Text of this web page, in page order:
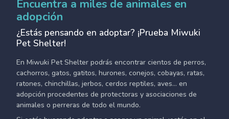
Encuentra a miles de animales en
adopción
¿Estás pensando en adoptar? ¡Prueba Miwuki
Pet Shelter!
En Miwuki Pet Shelter podrás encontrar cientos de perros,
cachorros, gatos, gatitos, hurones, conejos, cobayas, ratas,
ratones, chinchillas, jerbos, cerdos reptiles, aves... en
adopción procedentes de protectoras y asociaciones de
animales o perreras de todo el mundo.